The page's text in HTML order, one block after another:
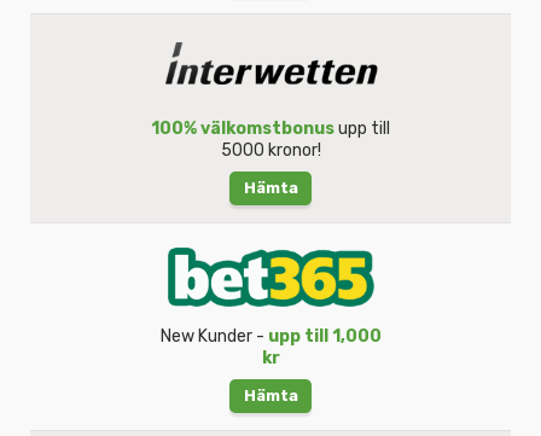
100% välkomstbonusupp till
5000 kronor!
Hämta
New Kunder - upp till 1,000
kr
Hämta